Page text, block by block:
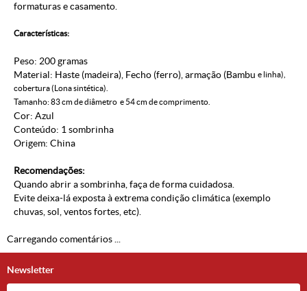
formaturas e casamento.
Características:
Peso: 200 gramas
Material: Haste (madeira), Fecho (ferro), armação (Bambu e linha),
cobertura (Lona sintética).
Tamanho: 83 cm de diâmetro e 54 cm de comprimento.
Cor: Azul
Conteúdo: 1 sombrinha
Origem: China
Recomendações:
Quando abrir a sombrinha, faça de forma cuidadosa.
Evite deixa-lá exposta à extrema condição climática (exemplo
chuvas, sol, ventos fortes, etc).
Carregando comentários ...
Newsletter